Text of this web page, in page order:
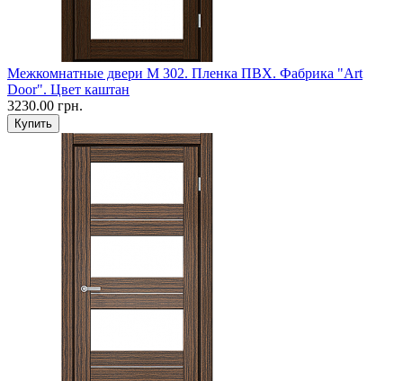
Межкомнатные двери M 302. Пленка ПВХ. Фабрика "Art
Door". Цвет каштан
3230.00 грн.